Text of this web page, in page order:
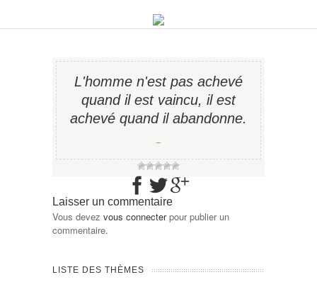
L'homme n'est pas achevé
quand il est vaincu, il est
achevé quand il abandonne.
−
Laisser un commentaire
Vous devez vous connecterpour publier un
commentaire.
LISTE DES THÈMES